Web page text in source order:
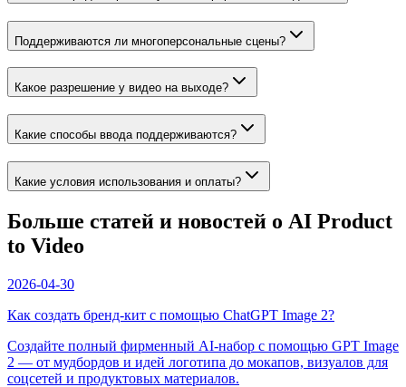
Поддерживаются ли многоперсональные сцены?
Какое разрешение у видео на выходе?
Какие способы ввода поддерживаются?
Какие условия использования и оплаты?
Больше статей и новостей о AI Product
to Video
2026-04-30
Как создать бренд‑кит с помощью ChatGPT Image 2?
Создайте полный фирменный AI-набор с помощью GPT Image
2 — от мудбордов и идей логотипа до мокапов, визуалов для
соцсетей и продуктовых материалов.